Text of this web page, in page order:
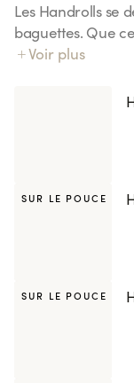
Les Handrolls se
baguettes. Que
deux réunions,
parfait pour un
Voir plus
SUR LE POUCE
SUR LE POUCE